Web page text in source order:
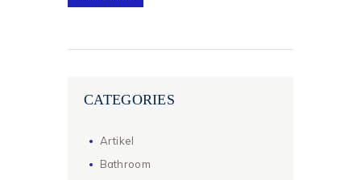
CATEGORIES
Artikel
Bathroom